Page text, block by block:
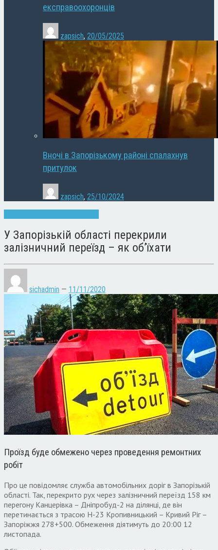
експравоохоронців
zapsich, 20/05/2025
Вночі в Запорізькому районі спалахнув
притулок
zapsich, 25/10/2024
У Запорізькій області перекрили
залізничний переїзд – як об’їхати
sichadmin — 11/11/2020
Проїзд буде обмежено через проведення ремонтних
робіт
Про це повідомляє служба автомобільних доріг в Запорізькій
області. Так, перекрито рух через залізничний переїзд 158 км
перегону Канцерівка – Дніпробуд-2 на ділянці, де він
перетинається з трасою Н-23 Кропивницький – Кривий Ріг –
Запоріжжя 278+500. Обмеження діятимуть до 20:00 12
листопада.